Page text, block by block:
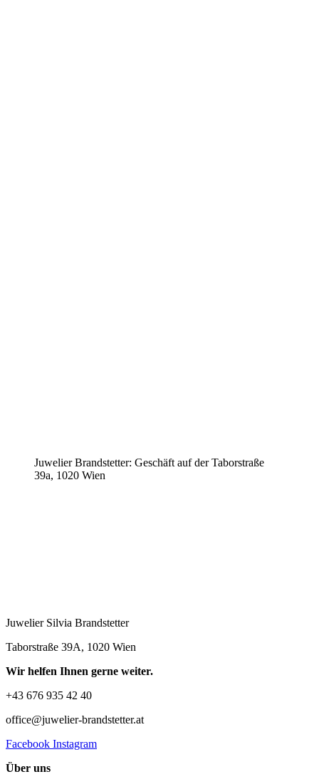
Juwelier Brandstetter: Geschäft auf der Taborstraße
39a, 1020 Wien
Juwelier Silvia Brandstetter
Taborstraße 39A, 1020 Wien
Wir helfen Ihnen gerne weiter.
+43 676 935 42 40
office@juwelier-brandstetter.at
Facebook Instagram
Über uns